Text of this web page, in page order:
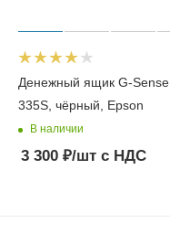
Денежный ящик G-Sense
335S, чёрный, Epson
В наличии
3 300 ₽/шт с НДС